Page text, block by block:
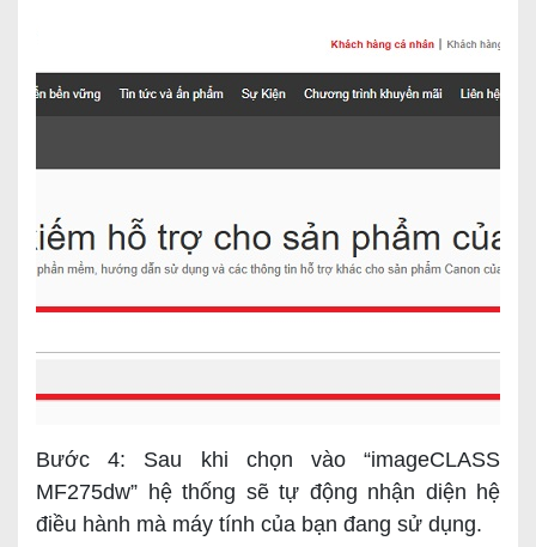
Bước 4: Sau khi chọn vào “imageCLASS
MF275dw” hệ thống sẽ tự động nhận diện hệ
điều hành mà máy tính của bạn đang sử dụng.